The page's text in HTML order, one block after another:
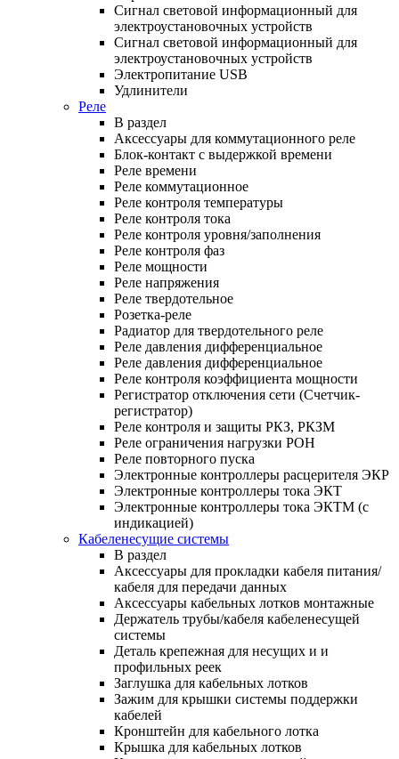
Сигнал световой информационный для
электроустановочных устройств
Сигнал световой информационный для
электроустановочных устройств
Электропитание USB
Удлинители
Реле
В раздел
Аксессуары для коммутационного реле
Блок-контакт с выдержкой времени
Реле времени
Реле коммутационное
Реле контроля температуры
Реле контроля тока
Реле контроля уровня/заполнения
Реле контроля фаз
Реле мощности
Реле напряжения
Реле твердотельное
Розетка-реле
Радиатор для твердотельного реле
Реле давления дифференциальное
Реле давления дифференциальное
Реле контроля коэффициента мощности
Регистратор отключения сети (Счетчик-
регистратор)
Реле контроля и защиты РКЗ, РКЗМ
Реле ограничения нагрузки РОН
Реле повторного пуска
Электронные контроллеры расцерителя ЭКР
Электронные контроллеры тока ЭКТ
Электронные контроллеры тока ЭКТМ (с
индикацией)
Кабеленесущие системы
В раздел
Аксессуары для прокладки кабеля питания/
кабеля для передачи данных
Аксессуары кабельных лотков монтажные
Держатель трубы/кабеля кабеленесущей
системы
Деталь крепежная для несущих и и
профильных реек
Заглушка для кабельных лотков
Зажим для крышки системы поддержки
кабелей
Кронштейн для кабельного лотка
Крышка для кабельных лотков